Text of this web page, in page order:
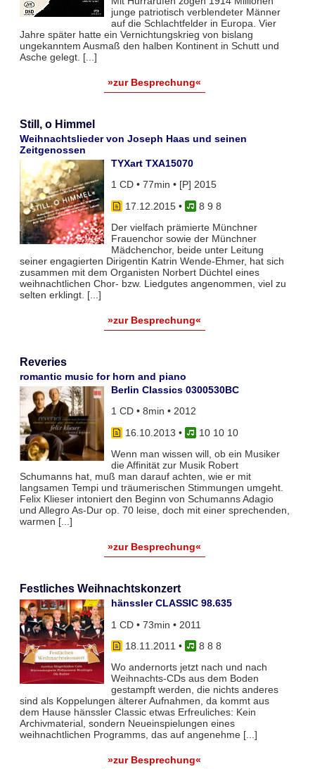
junge patriotisch verblendeter Männer
auf die Schlachtfelder in Europa. Vier
Jahre später hatte ein Vernichtungskrieg von bislang
ungekanntem Ausmaß den halben Kontinent in Schutt und
Asche gelegt. [...]
»zur Besprechung«
Still, o Himmel
Weihnachtslieder von Joseph Haas und seinen
Zeitgenossen
TYXart TXA15070
1 CD • 77min • [P] 2015
17.12.2015•
8 9 8
Der vielfach prämierte Münchner
Frauenchor sowie der Münchner
Mädchenchor, beide unter Leitung
seiner engagierten Dirigentin Katrin Wende-Ehmer, hat sich
zusammen mit dem Organisten Norbert Düchtel eines
weihnachtlichen Chor- bzw. Liedgutes angenommen, viel zu
selten erklingt. [...]
»zur Besprechung«
Reveries
romantic music for horn and piano
Berlin Classics 0300530BC
1 CD • 8min • 2012
16.10.2013 •
10 10 10
Wenn man wissen will, ob ein Musiker
die Affinität zur Musik Robert
Schumanns hat, muß man darauf achten, wie er mit
langsamen Tempi und träumerischen Stimmungen umgeht.
Felix Klieser intoniert den Beginn von Schumanns Adagio
und Allegro As-Dur op. 70 leise, doch mit einer sprechenden,
warmen [...]
»zur Besprechung«
Festliches Weihnachtskonzert
hänssler CLASSIC 98.635
1 CD • 73min • 2011
18.11.2011 •
8 8 8
Wo andernorts jetzt nach und nach
Weihnachts-CDs aus dem Boden
gestampft werden, die nichts anderes
sind als Koppelungen älterer Aufnahmen, da kommt aus
dem Hause hänssler Classic etwas Erfreuliches: Kein
Archivmaterial, sondern Neueinspielungen eines
weihnachtlichen Programms, das auf angenehme [...]
»zur Besprechung«